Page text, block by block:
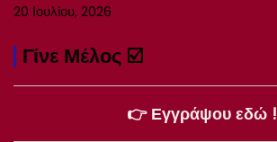
20 Ιουλίου, 2026
Γίνε Μέλος ☑️
👉 Εγγράψου εδώ !